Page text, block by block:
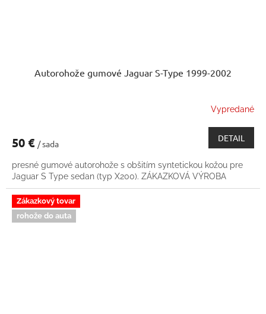
Autorohože gumové Jaguar S-Type 1999-2002
Vypredané
50 € / sada
DETAIL
presné gumové autorohože s obšitím syntetickou kožou pre
Jaguar S Type sedan (typ X200). ZÁKAZKOVÁ VÝROBA
Zákazkový tovar
rohože do auta